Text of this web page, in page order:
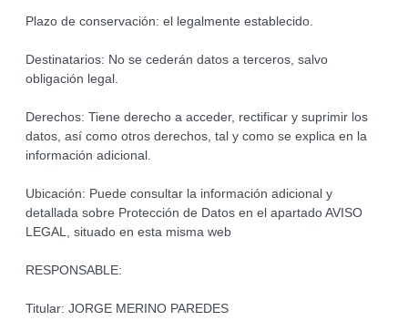
Plazo de conservación: el legalmente establecido.
Destinatarios: No se cederán datos a terceros, salvo
obligación legal.
Derechos: Tiene derecho a acceder, rectificar y suprimir los
datos, así como otros derechos, tal y como se explica en la
información adicional.
Ubicación: Puede consultar la información adicional y
detallada sobre Protección de Datos en el apartado AVISO
LEGAL, situado en esta misma web
RESPONSABLE:
Titular: JORGE MERINO PAREDES